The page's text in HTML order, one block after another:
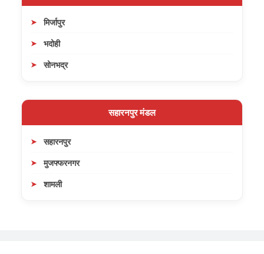
मिर्जापुर
भदोही
सोनभद्र
सहारनपुर मंडल
सहारनपुर
मुजफ्फरनगर
शामली